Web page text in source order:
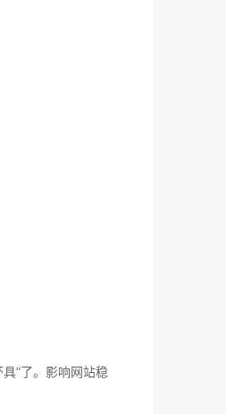
”了。影响网站稳